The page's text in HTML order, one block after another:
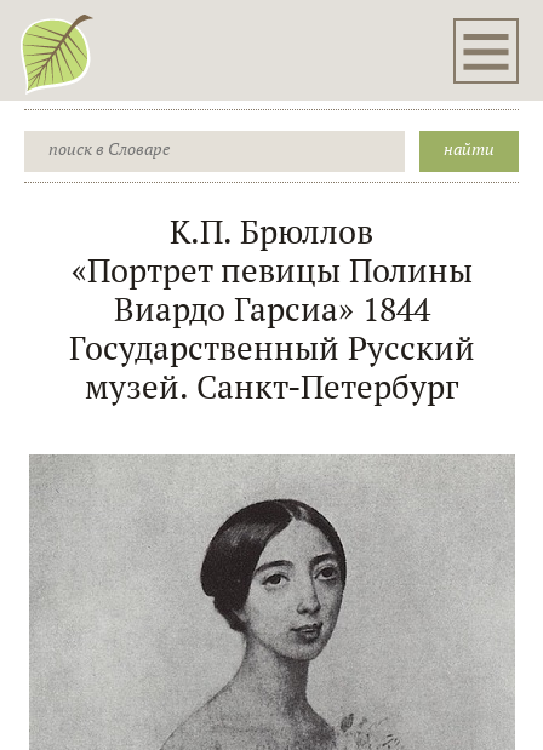
К.П. Брюллов
«Портрет певицы Полины
Виардо Гарсиа» 1844
Государственный Русский
музей. Санкт-Петербург